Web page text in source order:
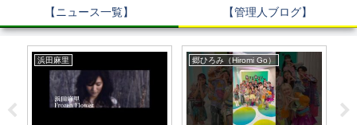
【ニュース一覧】 【管理人ブログ】
浜田麻里 郷ひろみ（Hiromi Go）